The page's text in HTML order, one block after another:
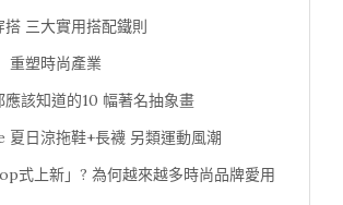
三大實用搭配鐵則
塑時尚產業
應該知道的10 幅著名抽象畫
夏日涼拖鞋+長襪 另類運動風潮
式上新」? 為何越來越多時尚品牌愛用